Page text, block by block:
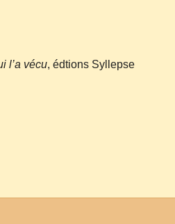
l’a vécu, édtions Syllepse